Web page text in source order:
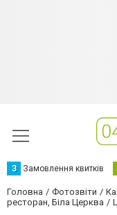
З Замовлення квитків
Головна Фотозвіти
ресторан, Біла Церква